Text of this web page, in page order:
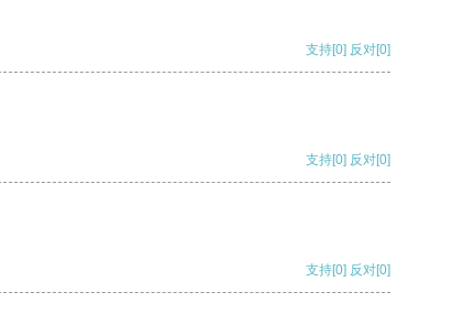
支持[0] 反对[0]
支持[0] 反对[0]
支持[0] 反对[0]